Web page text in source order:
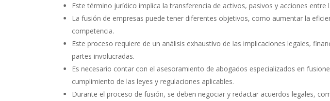
Este término jurídico implica la transferencia de activos, pasivos y acciones entre
La fusión de empresas puede tener diferentes objetivos, como aumentar la
competencia.
Este proceso requiere de un análisis exhaustivo de las implicaciones legales,
partes involucradas.
Es necesario contar con el asesoramiento de abogados especializados en
cumplimiento de las leyes y regulaciones aplicables.
Durante el proceso de fusión, se deben negociar y redactar acuerdos legales,